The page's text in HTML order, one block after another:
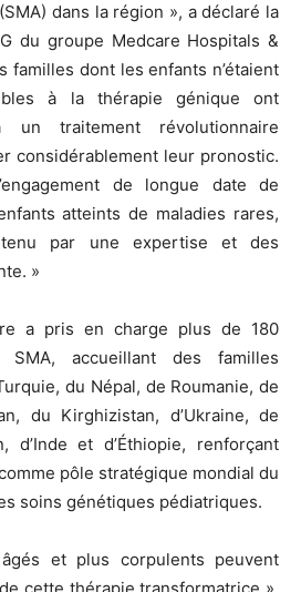
dans la région », a déclaré la
du groupe Medcare Hospitals &
familles dont les enfants n’étaient
à la thérapie génique ont
un traitement révolutionnaire
considérablement leur pronostic.
de longue date de
atteints de maladies rares,
par une expertise et des
»
a pris en charge plus de 180
accueillant des familles
du Népal, de Roumanie, de
du Kirghizistan, d’Ukraine, de
d’Inde et d’Éthiopie, renforçant
pôle stratégique mondial du
soins génétiques pédiatriques.
et plus corpulents peuvent